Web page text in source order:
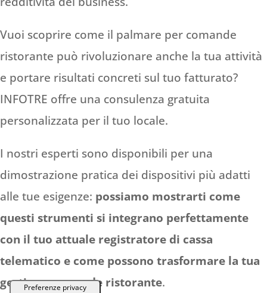
Vuoi scoprire come il palmare per comande
ristorante può rivoluzionare anche la tua attività
e portare risultati concreti sul tuo fatturato?
INFOTRE offre una consulenza gratuita
personalizzata per il tuo locale.
I nostri esperti sono disponibili per una
dimostrazione pratica dei dispositivi più adatti
alle tue esigenze: possiamo mostrarti come
questi strumenti si integrano perfettamente
con il tuo attuale registratore di cassa
telematico e come possono trasformare la tua
gestione comande ristorante.